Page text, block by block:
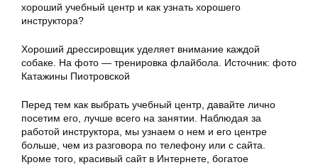
хороший учебный центр и как узнать хорошего
инструктора?
Хороший дрессировщик уделяет внимание каждой
собаке. На фото — тренировка флайбола. Источник: фото
Катажины Пиотровской
Перед тем как выбрать учебный центр, давайте лично
посетим его, лучше всего на занятии. Наблюдая за
работой инструктора, мы узнаем о нем и его центре
больше, чем из разговора по телефону или с сайта.
Кроме того, красивый сайт в Интернете, богатое